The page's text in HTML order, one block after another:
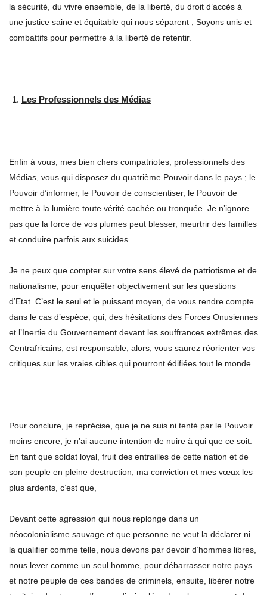
la sécurité, du vivre ensemble, de la liberté, du droit d’accès à
une justice saine et équitable qui nous séparent ; Soyons unis et
combattifs pour permettre à la liberté de retentir.
Les Professionnels des Médias
Enfin à vous, mes bien chers compatriotes, professionnels des
Médias, vous qui disposez du quatrième Pouvoir dans le pays ; le
Pouvoir d’informer, le Pouvoir de conscientiser, le Pouvoir de
mettre à la lumière toute vérité cachée ou tronquée. Je n’ignore
pas que la force de vos plumes peut blesser, meurtrir des familles
et conduire parfois aux suicides.
Je ne peux que compter sur votre sens élevé de patriotisme et de
nationalisme, pour enquêter objectivement sur les questions
d’Etat. C’est le seul et le puissant moyen, de vous rendre compte
dans le cas d’espèce, qui, des hésitations des Forces Onusiennes
et l’Inertie du Gouvernement devant les souffrances extrêmes des
Centrafricains, est responsable, alors, vous saurez réorienter vos
critiques sur les vraies cibles qui pourront édifiées tout le monde.
Pour conclure, je reprécise, que je ne suis ni tenté par le Pouvoir
moins encore, je n’ai aucune intention de nuire à qui que ce soit.
En tant que soldat loyal, fruit des entrailles de cette nation et de
son peuple en pleine destruction, ma conviction et mes vœux les
plus ardents, c’est que,
Devant cette agression qui nous replonge dans un
néocolonialisme sauvage et que personne ne veut la déclarer ni
la qualifier comme telle, nous devons par devoir d’hommes libres,
nous lever comme un seul homme, pour débarrasser notre pays
et notre peuple de ces bandes de criminels, ensuite, libérer notre